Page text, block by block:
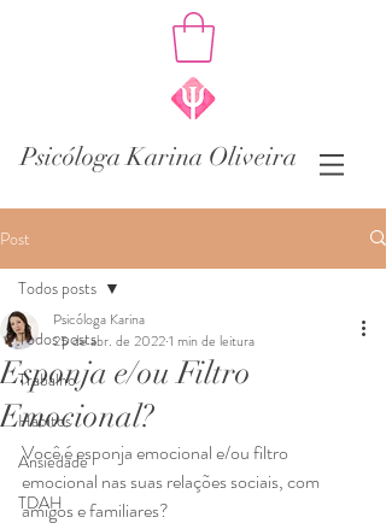
Psicóloga Karina Oliveira
Post
Todos posts
Trabalho
Hábitos
Ansiedade
TDAH
Todos posts
Esponja e/ou Filtro
Emocional?
Psicóloga Karina
25 de abr. de 20221 min de leitura
Você é esponja emocional e/ou filtro
emocional nas suas relações sociais, com
amigos e familiares?